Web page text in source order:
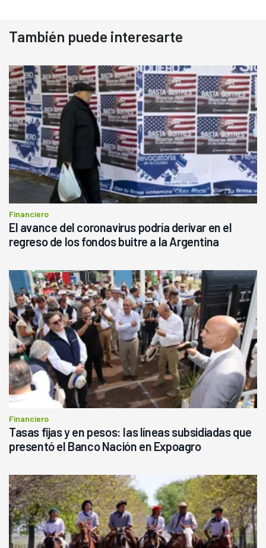
También puede interesarte
Financiero
El avance del coronavirus podría derivar en el
regreso de los fondos buitre a la Argentina
Financiero
Tasas fijas y en pesos: las líneas subsidiadas que
presentó el Banco Nación en Expoagro